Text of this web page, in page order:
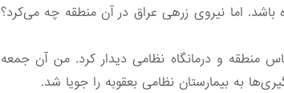
باشد. اما نیروی زرهی عراق در آن منطقه چه می‌کرد؟
منطقه و درمانگاه نظامی دیدار کرد. من آن جمعه
به بیمارستان نظامی بعقوبه را جویا شد.